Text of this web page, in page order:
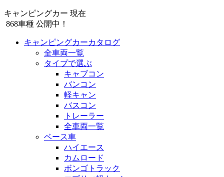
キャンピングカー 現在
868車種 公開中！
キャンピングカーカタログ
全車両一覧
タイプで選ぶ
キャブコン
バンコン
軽キャン
バスコン
トレーラー
全車両一覧
ベース車
ハイエース
カムロード
ボンゴトラック